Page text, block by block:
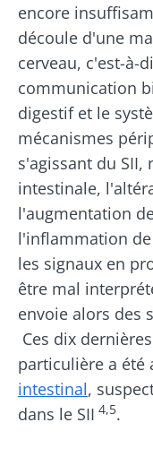
encore
découle d'une
cerveau, c'est-à-
communication
digestif et le
mécanismes
s'agissant du
intestinale,
l'augmentation
l'inflammation de
les signaux en
être mal
envoie alors des
Ces dix
particulière a été
intestinal,
dans le SII 4,5.